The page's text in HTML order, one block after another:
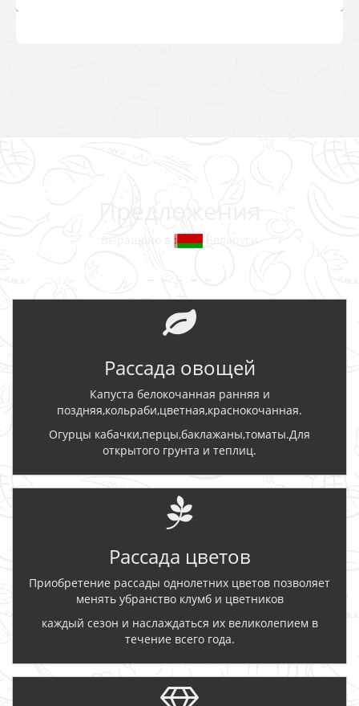
Рассада овощей
Капуста белокочанная ранняя и
поздняя,кольраби,цветная,краснокочанная.
Огурцы кабачки,перцы,баклажаны,томаты.Для
открытого грунта и теплиц.
Рассада цветов
Приобретение рассады однолетних цветов позволяет
менять убранство клумб и цветников
каждый сезон и наслаждаться их великолепием в
течение всего года.